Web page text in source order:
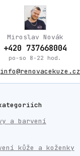
Miroslav Novák
+420 737668004
po-so 8-22 hod.
info@renovacekuze.cz
a barvení
kůže a koženky